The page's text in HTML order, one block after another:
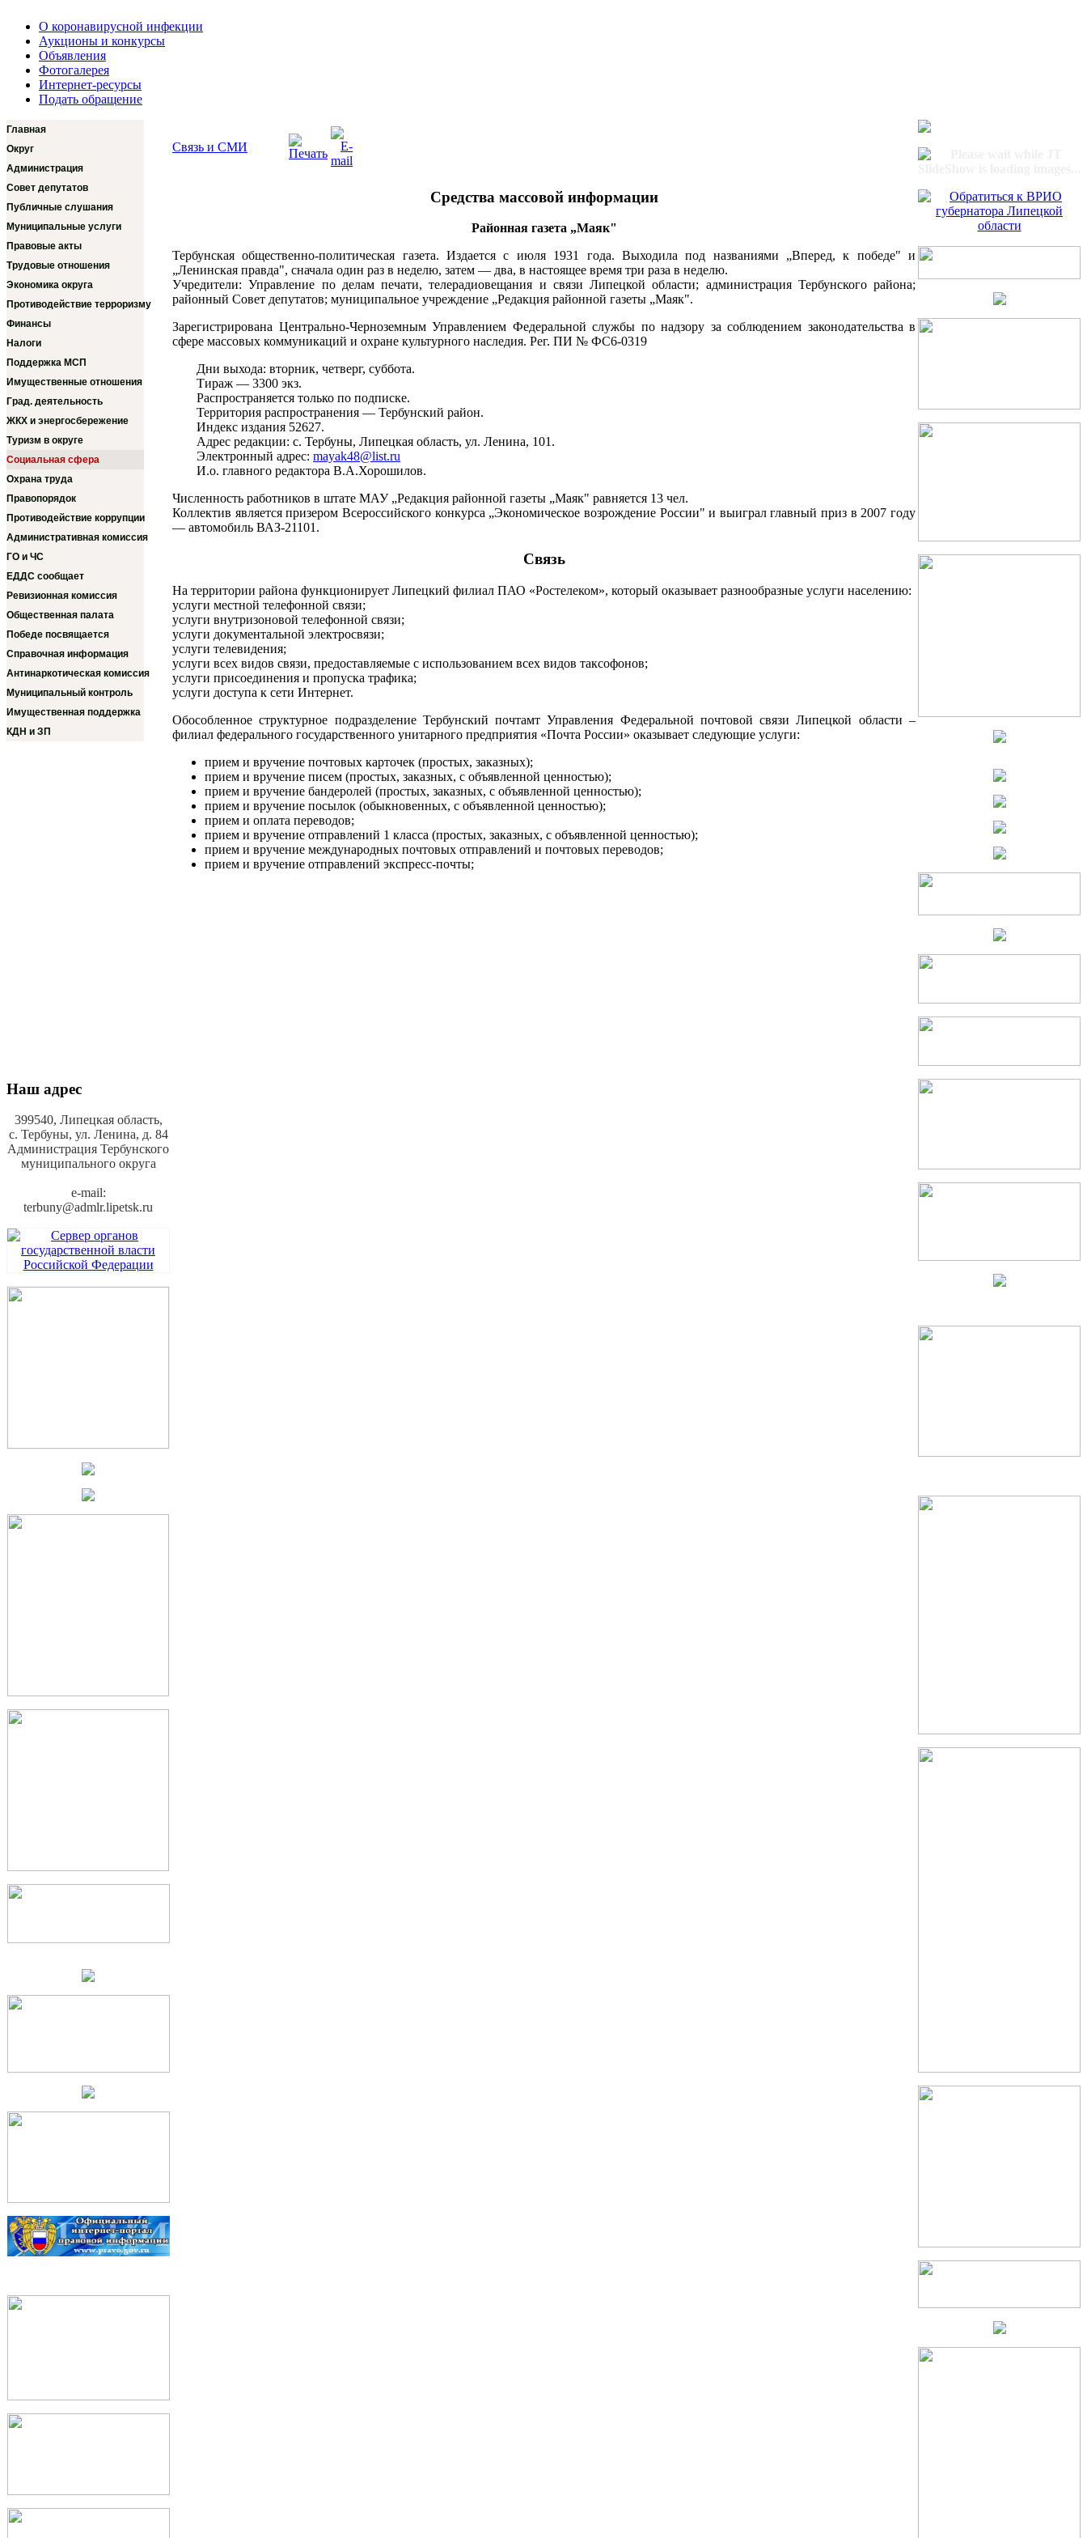
О коронавирусной инфекции
Аукционы и конкурсы
Объявления
Фотогалерея
Интернет-ресурсы
Подать обращение
Главная
Округ
Администрация
Совет депутатов
Публичные слушания
Муниципальные услуги
Правовые акты
Трудовые отношения
Экономика округа
Противодействие терроризму
Финансы
Налоги
Поддержка МСП
Имущественные отношения
Град. деятельность
ЖКХ и энергосбережение
Туризм в округе
Социальная сфера
Охрана труда
Правопорядок
Противодействие коррупции
Административная комиссия
ГО и ЧС
ЕДДС сообщает
Ревизионная комиссия
Общественная палата
Победе посвящается
Справочная информация
Антинаркотическая комиссия
Муниципальный контроль
Имущественная поддержка
КДН и ЗП
Наш адрес
399540, Липецкая область,
с. Тербуны, ул. Ленина, д. 84
Администрация Тербунского
муниципального округа
e-mail:
terbuny@admlr.lipetsk.ru
Связь и СМИ
Средства массовой информации
Районная газета „Маяк"
Тербунская общественно-политическая газета. Издается с июля 1931 года. Выходила под названиями „Вперед, к победе" и
„Ленинская правда", сначала один раз в неделю, затем — два, в настоящее время три раза в неделю.
Учредители: Управление по делам печати, телерадиовещания и связи Липецкой области; администрация Тербунского района;
районный Совет депутатов; муниципальное учреждение „Редакция районной газеты „Маяк".
Зарегистрирована Центрально-Черноземным Управлением Федеральной службы по надзору за соблюдением законодательства в
сфере массовых коммуникаций и охране культурного наследия. Рег. ПИ № ФС6-0319
Дни выхода: вторник, четверг, суббота.
Тираж — 3300 экз.
Распространяется только по подписке.
Территория распространения — Тербунский район.
Индекс издания 52627.
Адрес редакции: с. Тербуны, Липецкая область, ул. Ленина, 101.
Электронный адрес: mayak48@list.ru
И.о. главного редактора В.А.Хорошилов.
Численность работников в штате МАУ „Редакция районной газеты „Маяк" равняется 13 чел.
Коллектив является призером Всероссийского конкурса „Экономическое возрождение России" и выиграл главный приз в 2007 году
— автомобиль ВАЗ-21101.
Связь
На территории района функционирует Липецкий филиал ПАО «Ростелеком», который оказывает разнообразные услуги населению:
услуги местной телефонной связи;
услуги внутризоновой телефонной связи;
услуги документальной электросвязи;
услуги телевидения;
услуги всех видов связи, предоставляемые с использованием всех видов таксофонов;
услуги присоединения и пропуска трафика;
услуги доступа к сети Интернет.
Обособленное структурное подразделение Тербунский почтамт Управления Федеральной почтовой связи Липецкой области –
филиал федерального государственного унитарного предприятия «Почта России» оказывает следующие услуги:
прием и вручение почтовых карточек (простых, заказных);
прием и вручение писем (простых, заказных, с объявленной ценностью);
прием и вручение бандеролей (простых, заказных, с объявленной ценностью);
прием и вручение посылок (обыкновенных, с объявленной ценностью);
прием и оплата переводов;
прием и вручение отправлений 1 класса (простых, заказных, с объявленной ценностью);
прием и вручение международных почтовых отправлений и почтовых переводов;
прием и вручение отправлений экспресс-почты;